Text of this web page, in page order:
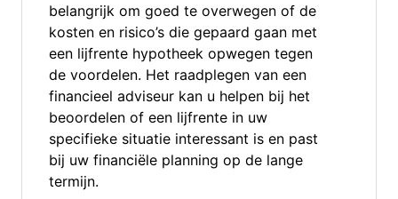
belangrijk om goed te overwegen of de
kosten en risico’s die gepaard gaan met
een lijfrente hypotheek opwegen tegen
de voordelen. Het raadplegen van een
financieel adviseur kan u helpen bij het
beoordelen of een lijfrente in uw
specifieke situatie interessant is en past
bij uw financiële planning op de lange
termijn.